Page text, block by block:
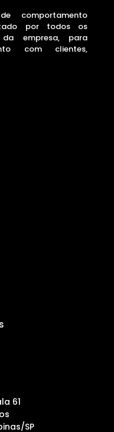
comportamento
por todos os
empresa, para
com clientes,
61
SP